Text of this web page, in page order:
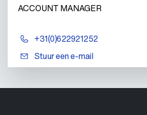
ACCOUNT MANAGER
+31(0)622921252
Stuur een e-mail